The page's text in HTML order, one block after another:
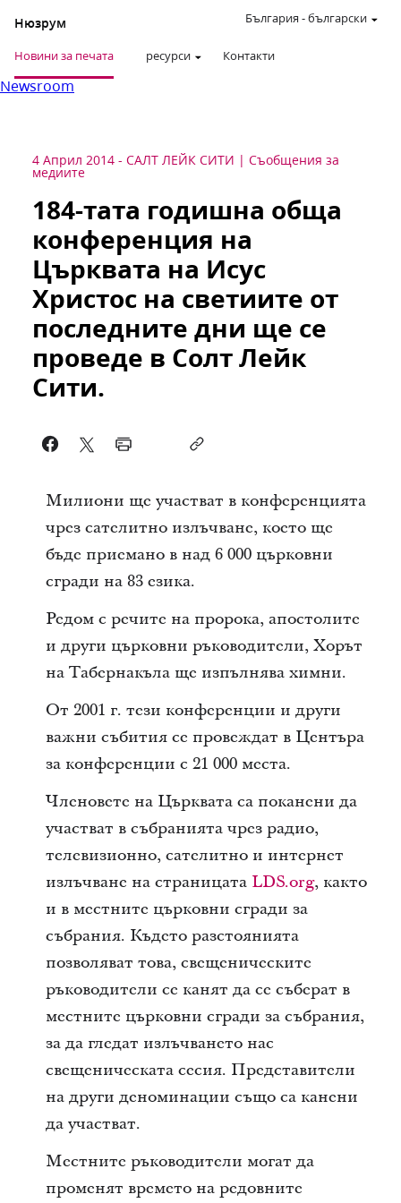
Нюзрум
Новини за печата ресурси Контакти
България -български
Newsroom
4 Април 2014 - САЛТ ЛЕЙК СИТИ Съобщения за
медиите
184-тата годишна обща
конференция на
Църквата на Исус
Христос на светиите от
последните дни ще се
проведе в Солт Лейк
Сити.
Милиони ще участват в конференцията
чрез сателитно излъчване, което ще
бъде приемано в над 6 000 църковни
сгради на 83 езика.
Редом с речите на пророка, апостолите
и други църковни ръководители, Хорът
на Табернакъла ще изпълнява химни.
От 2001 г. тези конференции и други
важни събития се провеждат в Центъра
за конференции с 21 000 места.
Членовете на Църквата са поканени да
участват в събранията чрез радио,
телевизионно, сателитно и интернет
излъчване на страницата LDS.org, както
и в местните църковни сгради за
събрания. Където разстоянията
позволяват това, свещеническите
ръководители се канят да се съберат в
местните църковни сгради за събрания,
за да гледат излъчването нас
свещеническата сесия. Представители
на други деноминации също са канени
да участват.
Местните ръководители могат да
променят времето на редовните